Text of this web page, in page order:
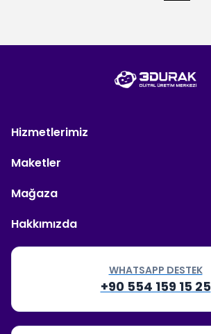
Hizmetlerimiz
Maketler
Mağaza
Hakkımızda
WHATSAPP DESTEK
+90 554 159 15 25